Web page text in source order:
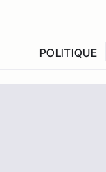
POLITIQUE